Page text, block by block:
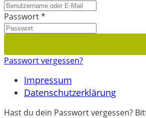
Passwort*
Passwort vergessen?
Impressum
Datenschutzerklärung
Hast du dein Passwort vergessen?